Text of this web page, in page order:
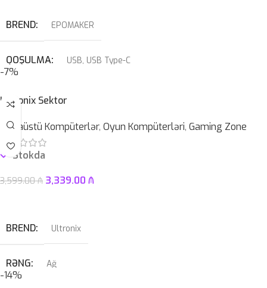
BREND EPOMAKER
QOŞULMA USB, USB Type-C
KABEL NÖVÜ
SWITCH Blue
-7%
Ultronix Sektor
Masaüstü Kompüterlər, Oyun Kompüterləri, Gaming Zone
Stokda
3,599.00₼ 3,339.00 ₼
BREND Ultronix
RƏNG Ağ
-14%